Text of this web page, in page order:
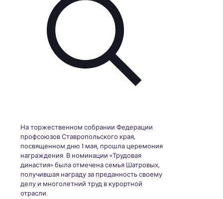
На торжественном собрании Федерации
профсоюзов Ставропольского края,
посвященном дню 1 мая, прошла церемония
награждения. В номинации «Трудовая
династия» была отмечена семья Шатровых,
получившая награду за преданность своему
делу и многолетний труд в курортной
отрасли.